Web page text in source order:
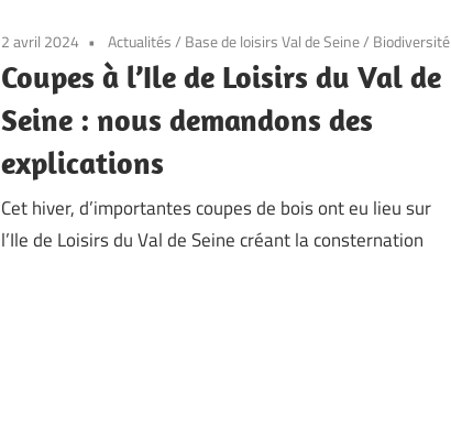
2 avril 2024 Actualités/ Base de loisirs Val de Seine/ Biodiversité
Coupes à l’Ile de Loisirs du Val de
Seine : nous demandons des
explications
Cet hiver, d’importantes coupes de bois ont eu lieu sur
l’Ile de Loisirs du Val de Seine créant la consternation